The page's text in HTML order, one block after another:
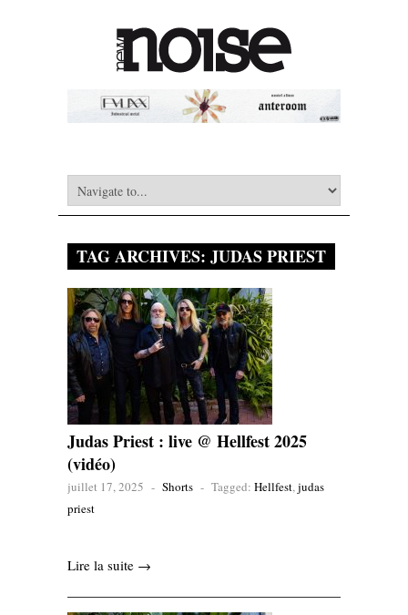
TAG ARCHIVES: JUDAS PRIEST
Judas Priest : live @ Hellfest 2025
(vidéo)
juillet 17, 2025 - Shorts - Tagged: Hellfest,judas
priest
Lire la suite →